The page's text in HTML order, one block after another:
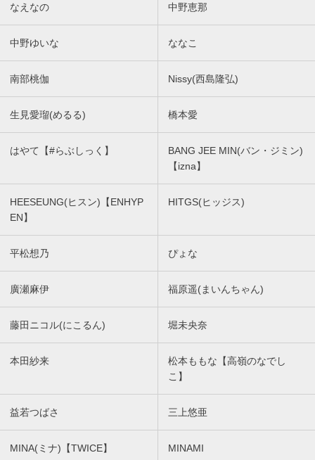
なえなの 中野恵那
中野ゆいな ななこ
南部桃伽 Nissy(西島隆弘)
生見愛瑠(めるる) 橋本愛
はやて【#らぶしっく】
BANG JEE MIN(バン・ジミン)
【izna】
HEESEUNG(ヒスン)【ENHYP
EN】
HITGS(ヒッジス)
平松想乃 ぴょな
廣瀬麻伊 福原遥(まいんちゃん)
藤田ニコル(にこるん) 堀未央奈
本田紗来
松本ももな【高嶺のなでし
こ】
益若つばさ 三上悠亜
MINA(ミナ)【TWICE】 MINAMI